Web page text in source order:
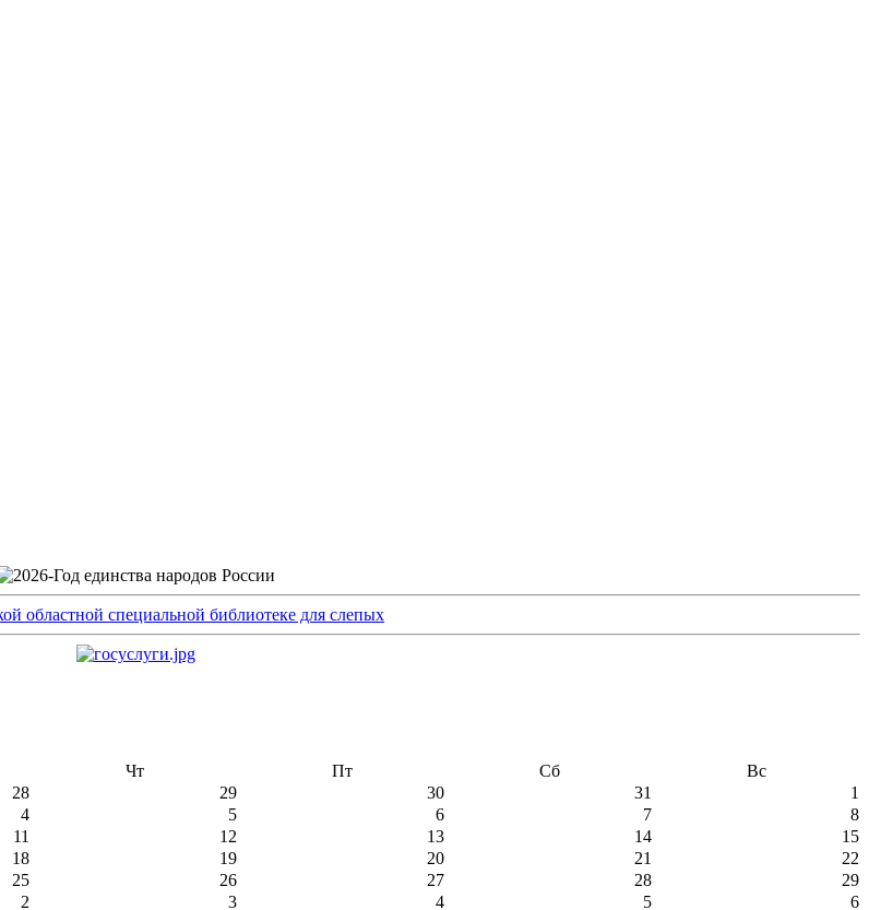
Чт Пт Сб
Вс
28 29 30 31
1
4 5 6 7
8
11 12 13 14
15
18 19 20 21
22
25 26 27 28
29
2 3 4 5 6